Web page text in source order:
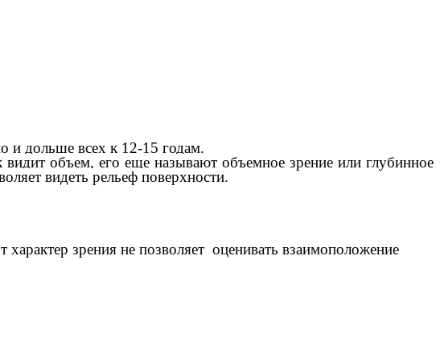
и дольше всех к 12-15 годам.
объем, его еще называют объемное зрение или глубинное
видеть рельеф поверхности.
зрения не позволяет оценивать взаимоположение